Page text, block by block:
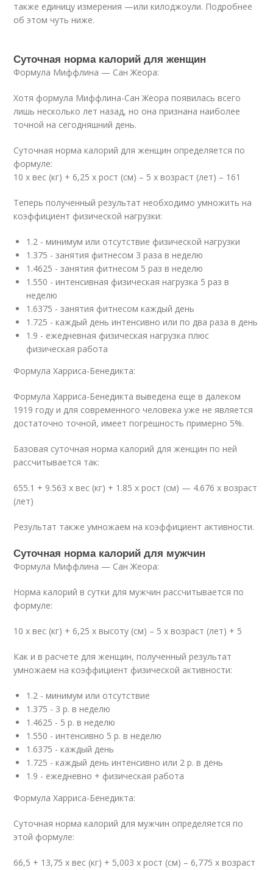
также единицу измерения —или килоджоули. Подробнее
об этом чуть ниже.
Суточная норма калорий для женщин
Формула Миффлина — Сан Жеора:
Хотя формула Миффлина-Сан Жеора появилась всего
лишь несколько лет назад, но она признана наиболее
точной на сегодняшний день.
Суточная норма калорий для женщин определяется по
формуле:
10 х вес (кг) + 6,25 х рост (см) – 5 х возраст (лет) – 161
Теперь полученный результат необходимо умножить на
коэффициент физической нагрузки:
1.2 - минимум или отсутствие физической нагрузки
1.375 - занятия фитнесом 3 раза в неделю
1.4625 - занятия фитнесом 5 раз в неделю
1.550 - интенсивная физическая нагрузка 5 раз в
неделю
1.6375 - занятия фитнесом каждый день
1.725 - каждый день интенсивно или по два раза в день
1.9 - ежедневная физическая нагрузка плюс
физическая работа
Формула Харриса-Бенедикта:
Формула Харриса-Бенедикта выведена еще в далеком
1919 году и для современного человека уже не является
достаточно точной, имеет погрешность примерно 5%.
Базовая суточная норма калорий для женщин по ней
рассчитывается так:
655.1 + 9.563 х вес (кг) + 1.85 х рост (см) — 4.676 х возраст
(лет)
Результат также умножаем на коэффициент активности.
Суточная норма калорий для мужчин
Формула Миффлина — Сан Жеора:
Норма калорий в сутки для мужчин рассчитывается по
формуле:
10 х вес (кг) + 6,25 х высоту (см) – 5 х возраст (лет) + 5
Как и в расчете для женщин, полученный результат
умножаем на коэффициент физической активности:
1.2 - минимум или отсутствие
1.375 - 3 р. в неделю
1.4625 - 5 р. в неделю
1.550 - интенсивно 5 р. в неделю
1.6375 - каждый день
1.725 - каждый день интенсивно или 2 р. в день
1.9 - ежедневно + физическая работа
Формула Харриса-Бенедикта:
Суточная норма калорий для мужчин определяется по
этой формуле:
66,5 + 13,75 х вес (кг) + 5,003 х рост (см) – 6,775 х возраст